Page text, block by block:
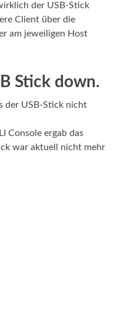
der USB-Stick
Client über die
am jeweiligen Host
Stick down.
der USB-Stick nicht
Console ergab das
war aktuell nicht mehr